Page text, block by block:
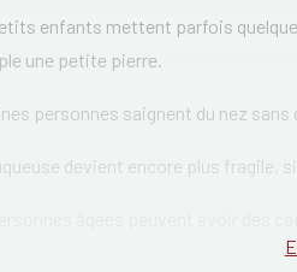
enfants mettent parfois
une petite pierre.
personnes saignent du nez sans
devient encore plus fragile,